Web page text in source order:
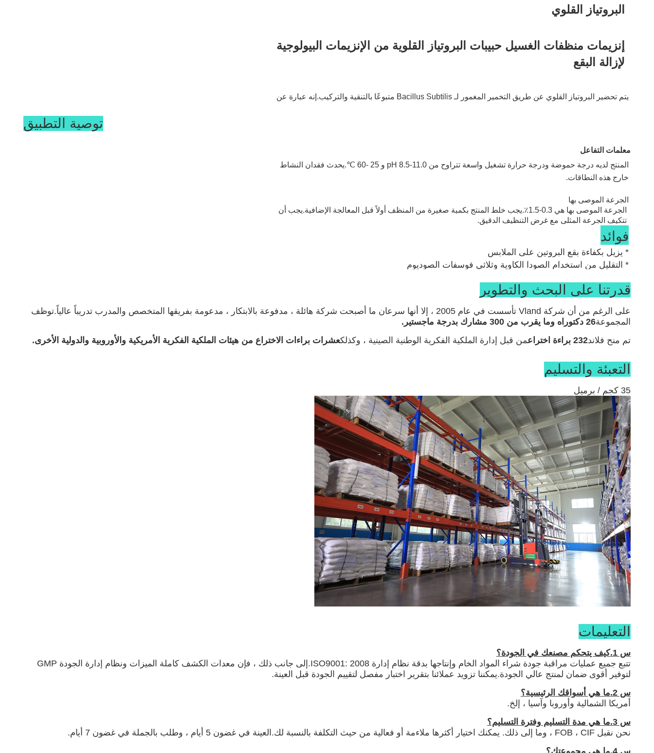
البروتياز القلوي
لإزالة البقع
آلية
الصغيرة في الطور السائل ، وبهذه الطريقة تتم إزالة البقع البروتينية.
توصية التطبيق
معلمات التفاعل
خارج هذه النطاقات.
الجرعة الموصى بها
تتكيف الجرعة المثلى مع غرض التنظيف الدقيق.
فوائد
* يزيل بكفاءة بقع البروتين على الملابس
* التقليل من استخدام الصودا الكاوية وثلاثي فوسفات الصوديوم
قدرتنا على البحث والتطوير
على الرغم من أن شركة Vland تأسست في عام 2005 ، إلا أنها سرعان ما أصبحت شركة هائلة ، مدفوعة بالابتكار ، مدعومة بفريقها المتخصص والمدرب تدريباً عالياً.توظف
المجموعة26 دكتوراه وما يقرب من 300 مشارك بدرجة ماجستير.
تم منح فلاند232 براءة اختراع من قبل إدارة الملكية الفكرية الوطنية الصينية ، وكذلكعشرات براءات الاختراع من هيئات الملكية الفكرية الأمريكية والأوروبية والدولية الأخرى.
التعبئة والتسليم
35 كجم / برميل
التعليمات
س 1.كيف يتحكم مصنعك في الجودة؟
تتبع جميع عمليات مراقبة جودة شراء المواد الخام وإنتاجها بدقة نظام إدارة ISO9001: 2008.إلى جانب ذلك ، فإن معدات الكشف كاملة الميزات ونظام إدارة الجودة GMP
لتوفير أقوى ضمان لمنتج عالي الجودة.يمكننا تزويد عملائنا بتقرير اختبار مفصل لتقييم الجودة قبل العينة.
س 2.ما هي أسواقك الرئيسية؟
أمريكا الشمالية وأوروبا وآسيا ، إلخ.
س 3.ما هي مدة التسليم وفترة التسليم؟
نحن نقبل FOB ، CIF ، وما إلى ذلك. يمكنك اختيار أكثرها ملاءمة أو فعالية من حيث التكلفة بالنسبة لك.العينة في غضون 5 أيام ، وطلب بالجملة في غضون 7 أيام.
س 4.ما هي مجموعتك؟